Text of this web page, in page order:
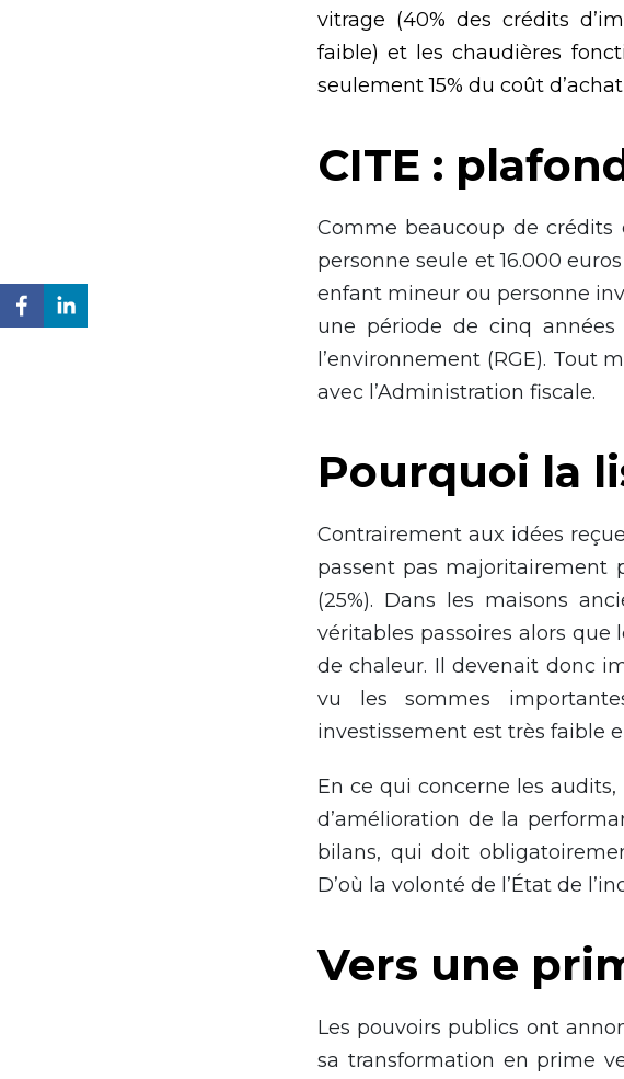
vitrage (40% des crédits
faible) et les chaudières
seulement 15% du coût
CITE :
Comme beaucoup de crédits
personne seule et 16.000
enfant mineur ou personne
une période de cinq
l’environnement (RGE). Tout
avec l’Administration fiscale.
Pourquoi la
Contrairement aux idées
passent pas majoritairement
(25%). Dans les maisons
véritables passoires alors que
de chaleur. Il devenait donc
vu les sommes
investissement est très faible
En ce qui concerne les
d’amélioration de la
bilans, qui doit
D’où la volonté de l’État de
Vers une
Les pouvoirs publics ont
sa transformation en prime